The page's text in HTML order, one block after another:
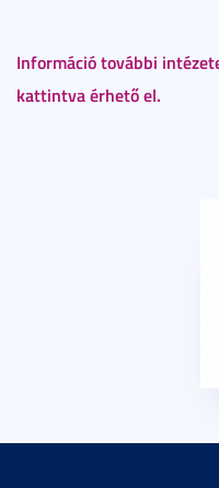
Információ további
kattintva érhető el.